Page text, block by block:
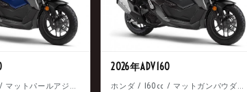
ホンダ / 160cc / マットパールアジャイルブルー
2026年ADV160
ホンダ / 160cc / マットガンパウダーブラックメタリック